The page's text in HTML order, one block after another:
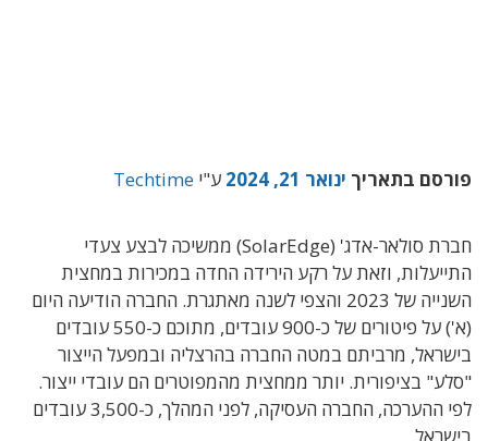
פורסם בתאריך ינואר 21, 2024 ע"י Techtime
חברת סולאר-אדג' (SolarEdge) ממשיכה לבצע צעדי
התייעלות, וזאת על רקע הירידה החדה במכירות במחצית
השנייה של 2023 והצפי לשנה מאתגרת. החברה הודיעה היום
(א') על פיטורים של כ-900 עובדים, מתוכם כ-550 עובדים
בישראל, מרביתם במטה החברה בהרצליה ובמפעל הייצור
"סלע" בציפורית. יותר ממחצית מהמפוטרים הם עובדי ייצור.
לפי ההערכה, החברה העסיקה, לפני המהלך, כ-3,500 עובדים
בישראל.